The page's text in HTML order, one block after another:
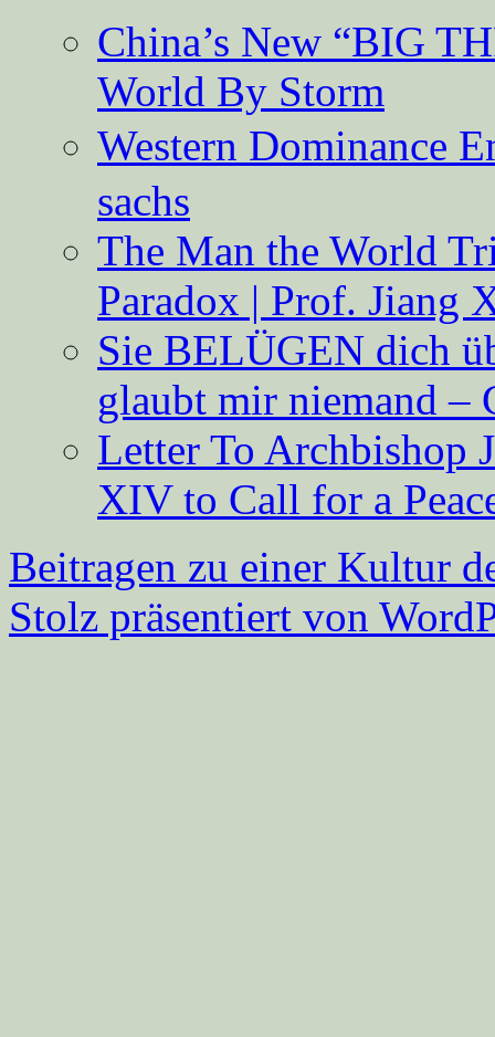
China’s New “BIG
World By Storm
Western Dominance
sachs
The Man the World
Paradox | Prof. Jiang
Sie BELÜGEN dich
glaubt mir niemand –
Letter To Archbishop
XIV to Call for a
Beitragen zu einer Kultur
Stolz präsentiert von